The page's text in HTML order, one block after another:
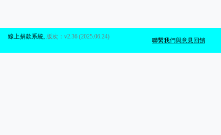
聯繫我們與意見回饋
線上捐款系統 版次：v2.36 (2025.06.24)